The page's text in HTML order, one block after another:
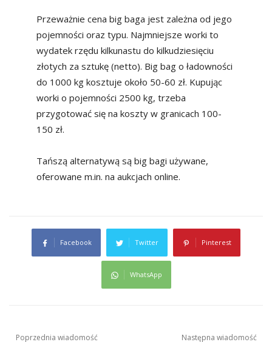
Przeważnie cena big baga jest zależna od jego
pojemności oraz typu. Najmniejsze worki to
wydatek rzędu kilkunastu do kilkudziesięciu
złotych za sztukę (netto). Big bag o ładowności
do 1000 kg kosztuje około 50-60 zł. Kupując
worki o pojemności 2500 kg, trzeba
przygotować się na koszty w granicach 100-
150 zł.
Tańszą alternatywą są big bagi używane,
oferowane m.in. na aukcjach online.
Facebook Twitter Pinterest
WhatsApp
Poprzednia wiadomość Następna wiadomość